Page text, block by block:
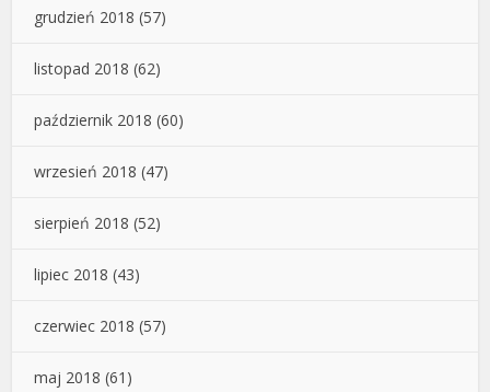
grudzień 2018 (57)
listopad 2018 (62)
październik 2018 (60)
wrzesień 2018 (47)
sierpień 2018 (52)
lipiec 2018 (43)
czerwiec 2018 (57)
maj 2018 (61)